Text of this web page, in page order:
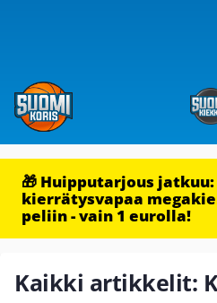
🎁 Huipputarjous jatkuu:
kierrätysvapaa
peliin - vain 1 eurolla!
Kaikki artikkelit: